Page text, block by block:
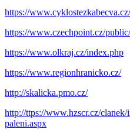
https://www.cyklostezkabecva.cz/
https://www.czechpoint.cz/public/
https://www.olkraj.cz/index.php
https://www.regionhranicko.cz/
http://skalicka.pmo.cz/
http://ttps://www.hzscr.cz/
paleni.aspx